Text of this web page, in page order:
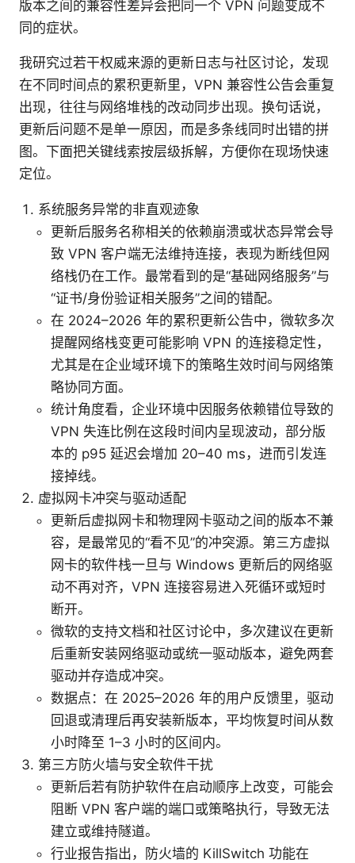
版本之间的兼容性差异会把同一个 VPN 问题变成不
同的症状。
我研究过若干权威来源的更新日志与社区讨论，发现
在不同时间点的累积更新里，VPN 兼容性公告会重复
出现，往往与网络堆栈的改动同步出现。换句话说，
更新后问题不是单一原因，而是多条线同时出错的拼
图。下面把关键线索按层级拆解，方便你在现场快速
定位。
系统服务异常的非直观迹象
更新后服务名称相关的依赖崩溃或状态异常会导
致 VPN 客户端无法维持连接，表现为断线但网
络栈仍在工作。最常看到的是“基础网络服务”与
“证书/身份验证相关服务”之间的错配。
在 2024–2026 年的累积更新公告中，微软多次
提醒网络栈变更可能影响 VPN 的连接稳定性，
尤其是在企业域环境下的策略生效时间与网络策
略协同方面。
统计角度看，企业环境中因服务依赖错位导致的
VPN 失连比例在这段时间内呈现波动，部分版
本的 p95 延迟会增加 20–40 ms，进而引发连
接掉线。
虚拟网卡冲突与驱动适配
更新后虚拟网卡和物理网卡驱动之间的版本不兼
容，是最常见的“看不见”的冲突源。第三方虚拟
网卡的软件栈一旦与 Windows 更新后的网络驱
动不再对齐，VPN 连接容易进入死循环或短时
断开。
微软的支持文档和社区讨论中，多次建议在更新
后重新安装网络驱动或统一驱动版本，避免两套
驱动并存造成冲突。
数据点：在 2025–2026 年的用户反馈里，驱动
回退或清理后再安装新版本，平均恢复时间从数
小时降至 1–3 小时的区间内。
第三方防火墙与安全软件干扰
更新后若有防护软件在启动顺序上改变，可能会
阻断 VPN 客户端的端口或策略执行，导致无法
建立或维持隧道。
行业报告指出，防火墙的 KillSwitch 功能在